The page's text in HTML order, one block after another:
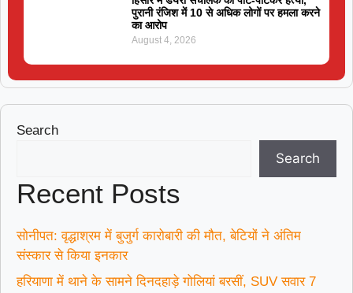
पुरानी रंजिश में 10 से अधिक लोगों पर हमला करने
का आरोप
August 4, 2026
Search
Search
Recent Posts
सोनीपत: वृद्धाश्रम में बुजुर्ग कारोबारी की मौत, बेटियों ने अंतिम
संस्कार से किया इनकार
हरियाणा में थाने के सामने दिनदहाड़े गोलियां बरसीं, SUV सवार 7